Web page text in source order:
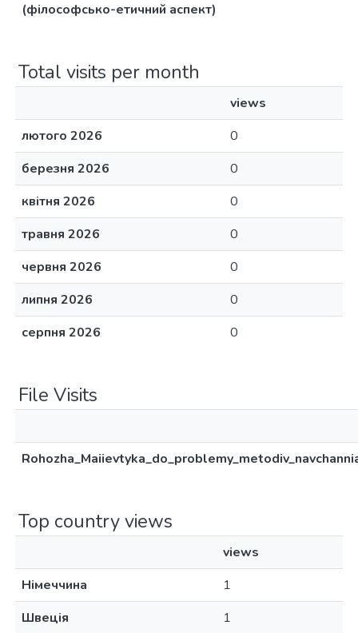
(філософсько-етичний аспект)
Total visits per month
views
лютого 2026
0
березня 2026
0
квітня 2026
0
травня 2026
0
червня 2026
0
липня 2026
0
серпня 2026
0
File Visits
Top country views
views
Німеччина
1
Швеція
1